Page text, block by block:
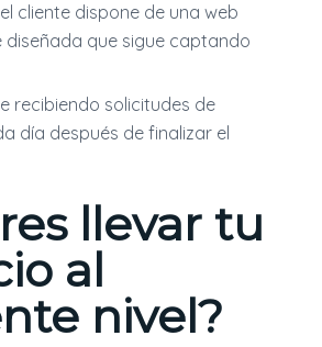
cliente dispone de una web
diseñada que sigue captando
recibiendo solicitudes de
día después de finalizar el
llevar tu
al
nivel?